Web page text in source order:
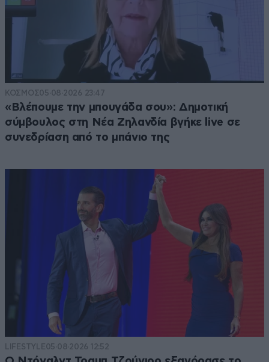
ΚΟΣΜΟΣ05·08·2026 23:47
«Βλέπουμε την μπουγάδα σου»: Δημοτική
σύμβουλος στη Νέα Ζηλανδία βγήκε live σε
συνεδρίαση από το μπάνιο της
LIFESTYLE05·08·2026 12:52